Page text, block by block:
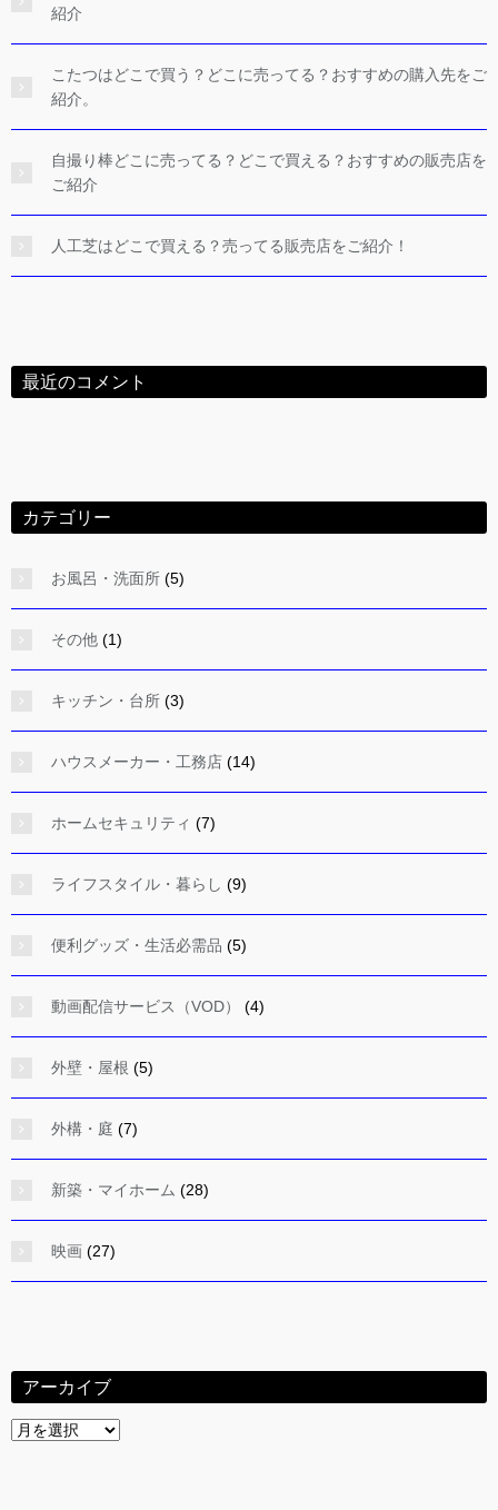
紹介
こたつはどこで買う？どこに売ってる？おすすめの購入先をご
紹介。
自撮り棒どこに売ってる？どこで買える？おすすめの販売店を
ご紹介
人工芝はどこで買える？売ってる販売店をご紹介！
最近のコメント
カテゴリー
お風呂・洗面所 (5)
その他 (1)
キッチン・台所 (3)
ハウスメーカー・工務店 (14)
ホームセキュリティ (7)
ライフスタイル・暮らし (9)
便利グッズ・生活必需品 (5)
動画配信サービス（VOD） (4)
外壁・屋根 (5)
外構・庭 (7)
新築・マイホーム (28)
映画 (27)
アーカイブ
ア